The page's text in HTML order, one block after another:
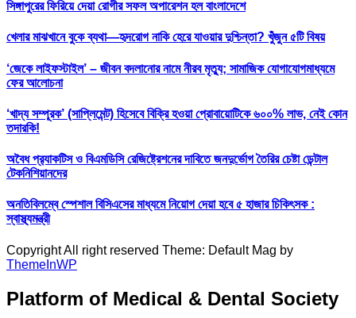
সিঙ্গাপুরের ফিরিয়ে দেয়া রোগীর সফল অপারেশন হল বাংলাদেশে
খেলার মাঝখানে বুকে ব্যথা—হৃদরোগ নাকি হেরে যাওয়ার দুশ্চিন্তা? খুঁজুন ৫টি বিষয়
‘জেকে লাইফস্টাইল’ – জীবন বদলানোর নামে নীরব মৃত্যু; সামাজিক যোগাযোগমাধ্যমে
ফের আলোচনা
‘খাদ্য সম্পূরক’ (সাপ্লিমেন্ট) হিসেবে বিক্রি হওয়া প্রোবায়োটিকে ৬০০% লাভ, নেই কোন
তদারকি!
অবৈধ প্র‍্যাকটিস ও বিএমডিসি রেজিষ্ট্রেশনের দাবিতে জনদুর্ভোগ তৈরির চেষ্টা ডেন্টাল
টেকনিশিয়ানদের
অনতিবিলম্বে স্পেশাল বিসিএসের মাধ্যমে নিয়োগ দেয়া হবে ৫ হাজার চিকিৎসক :
স্বাস্থ্যমন্ত্রী
Copyright All right reserved Theme: Default Mag by
ThemeInWP
Platform of Medical & Dental Society